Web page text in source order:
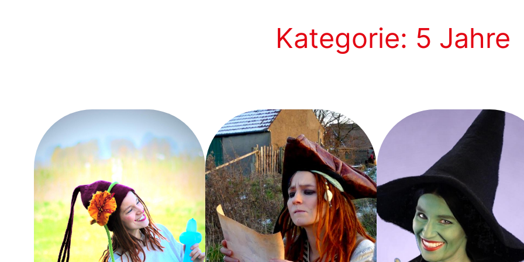
Kategorie: 5 Jahre